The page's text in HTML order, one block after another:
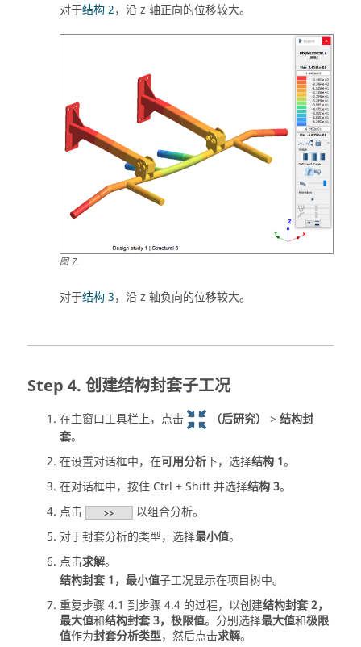
对于结构 2，沿 z 轴正向的位移较大。
图7.
对于结构 3，沿 z 轴负向的位移较大。
创建结构封套子工况
在主窗口工具栏上，点击 （后研究） > 结构封
套。
在设置对话框中，在可用分析下，选择结构 1。
在对话框中，按住 Ctrl + Shift 并选择结构 3。
点击
以组合分析。
对于封套分析的类型，选择最小值。
点击求解。
结构封套 1，最小值子工况显示在项目树中。
重复步骤 4.1 到步骤 4.4 的过程，以创建结构封套 2，
最大值和结构封套 3，极限值。分别选择最大值和极限
值作为封套分析类型，然后点击求解。